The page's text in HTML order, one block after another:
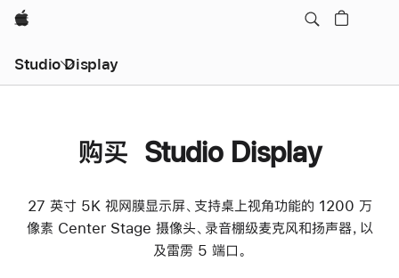
Apple
Studio Display
购买 Studio Display
27 英寸 5K 视网膜显示屏、支持桌上视角功能的 1200 万
像素 Center Stage 摄像头、录音棚级麦克风和扬声器，以
及雷雳 5 端口。